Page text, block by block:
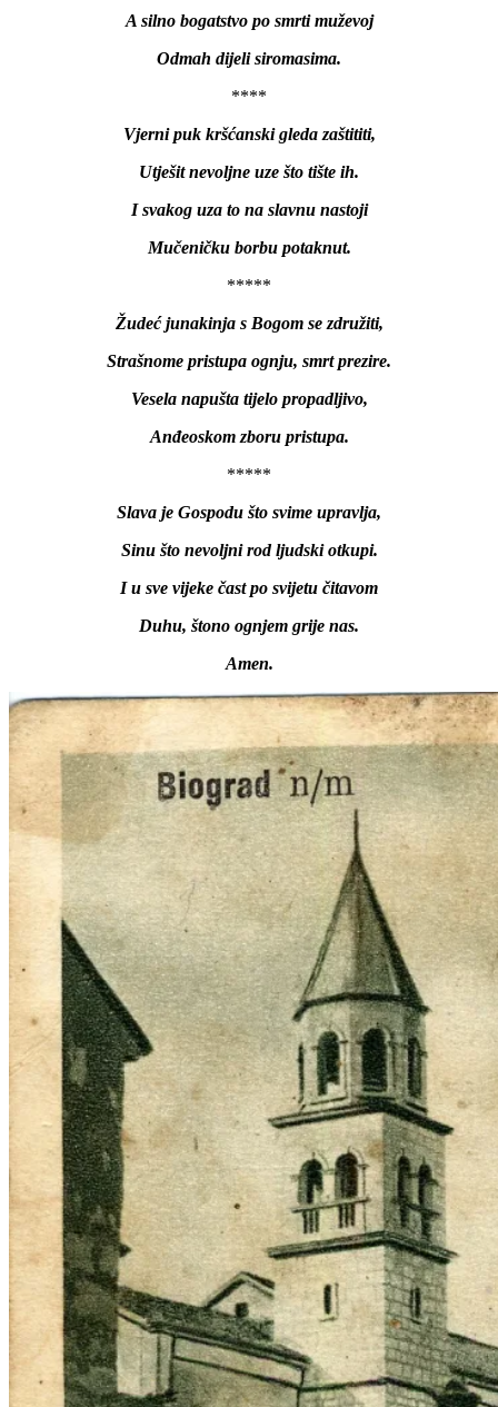
A silno bogatstvo po smrti muževoj
Odmah dijeli siromasima.
****
Vjerni puk kršćanski gleda zaštititi,
Utješit nevoljne uze što tište ih.
I svakog uza to na slavnu nastoji
Mučeničku borbu potaknut.
*****
Žudeć junakinja s Bogom se združiti,
Strašnome pristupa ognju, smrt prezire.
Vesela napušta tijelo propadljivo,
Anđeoskom zboru pristupa.
*****
Slava je Gospodu što svime upravlja,
Sinu što nevoljni rod ljudski otkupi.
I u sve vijeke čast po svijetu čitavom
Duhu, štono ognjem grije nas.
Amen.